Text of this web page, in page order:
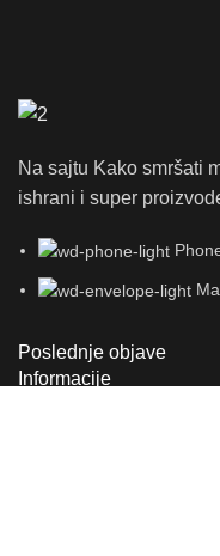
Na sajtu Kako smršati
ishrani i super
Poslednje objave
Informacije